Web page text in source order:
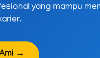
yang mampu
→